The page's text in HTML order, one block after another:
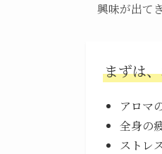
興味が出て
まずは
アロマ
全身の
ストレ